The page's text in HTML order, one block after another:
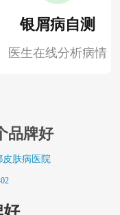
银屑病自测
医生在线分析病情
品牌好
肤病医院